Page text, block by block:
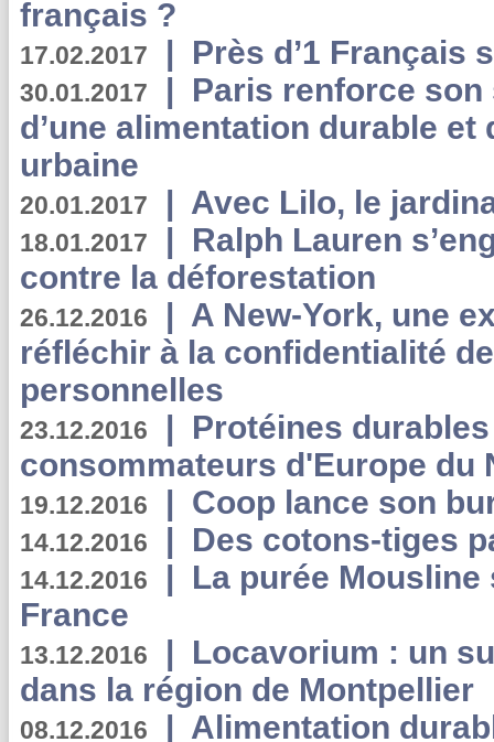
français ?
17.02.2017 | Près d’1 Français
30.01.2017 | Paris renforce
d’une alimentation durable et
urbaine
20.01.2017 | Avec Lilo, le
18.01.2017 | Ralph Lauren
contre la déforestation
26.12.2016 | A New-York, une
réfléchir à la confidentialité
personnelles
23.12.2016 | Protéines
consommateurs d'Europe du
19.12.2016 | Coop lance son
14.12.2016 | Des cotons-tiges
14.12.2016 | La purée
France
13.12.2016 | Locavorium : un
dans la région de Montpellier
08.12.2016 | Alimentation